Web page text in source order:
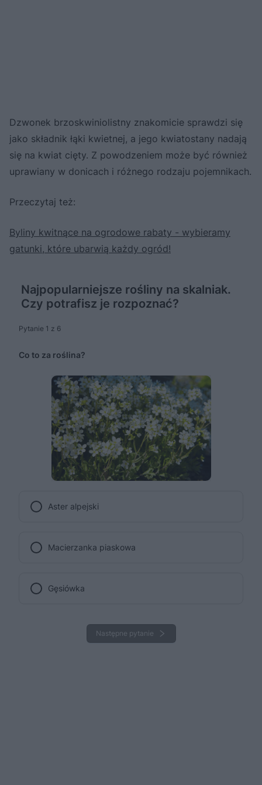
Dzwonek brzoskwiniolistny znakomicie sprawdzi się
jako składnik łąki kwietnej, a jego kwiatostany nadają
się na kwiat cięty. Z powodzeniem może być również
uprawiany w donicach i różnego rodzaju pojemnikach.
Przeczytaj też:
Byliny kwitnące na ogrodowe rabaty - wybieramy
gatunki, które ubarwią każdy ogród!
Najpopularniejsze rośliny na skalniak.
Czy potrafisz je rozpoznać?
Pytanie 1 z 6
Co to za roślina?
Aster alpejski
Macierzanka piaskowa
Gęsiówka
Następne pytanie